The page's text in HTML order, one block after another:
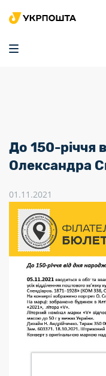
Головна
Маркет
Відділення
Кар’єра
Для бізнесу
До 150-річчя
Олександра
01.11.2021